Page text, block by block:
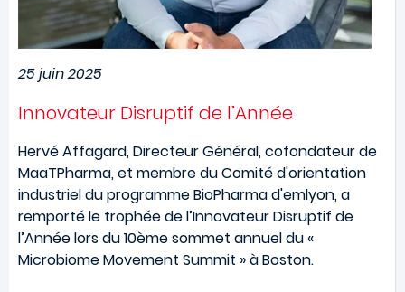
25 juin 2025
Innovateur Disruptif de l’Année
Hervé Affagard, Directeur Général, cofondateur de
MaaTPharma, et membre du Comité d'orientation
industriel du programme BioPharma d'emlyon, a
remporté le trophée de l’Innovateur Disruptif de
l’Année lors du 10ème sommet annuel du «
Microbiome Movement Summit » à Boston.